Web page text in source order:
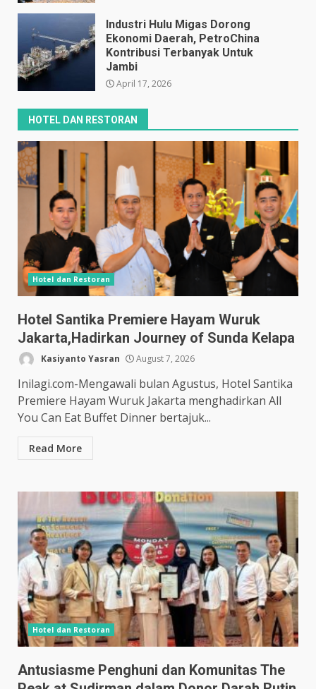
Industri Hulu Migas Dorong
Ekonomi Daerah, PetroChina
Kontribusi Terbanyak Untuk
Jambi
April 17, 2026
HOTEL DAN RESTORAN
Hotel dan Restoran
Hotel Santika Premiere Hayam Wuruk
Jakarta,Hadirkan Journey of Sunda Kelapa
Kasiyanto Yasran August 7, 2026
Inilagi.com-Mengawali bulan Agustus, Hotel Santika
Premiere Hayam Wuruk Jakarta menghadirkan All
You Can Eat Buffet Dinner bertajuk...
Read More
Hotel dan Restoran
Antusiasme Penghuni dan Komunitas The